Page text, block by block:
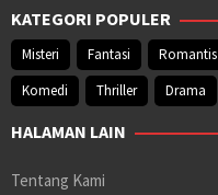
KATEGORI POPULER
Misteri Fantasi Romantis
Komedi
Thriller Drama
HALAMAN LAIN
Tentang Kami